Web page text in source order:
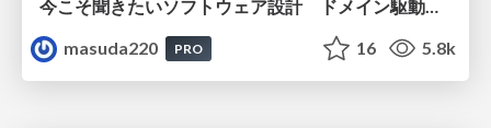
masuda220
PRO 16 5.8k